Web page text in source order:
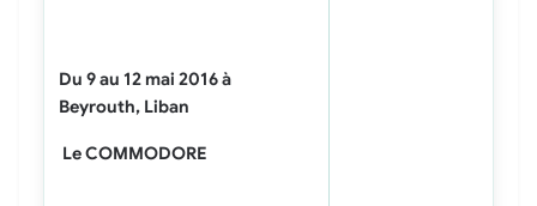
Du 9 au 12 mai 2016 à
Beyrouth, Liban
LeCOMMODORE